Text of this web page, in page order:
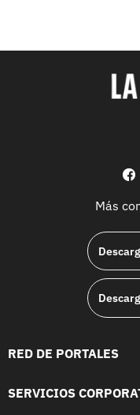
Más
RED DE PORTALES
SERVICIOS